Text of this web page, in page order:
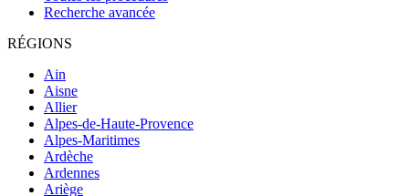
Recherche avancée
RÉGIONS
Ain
Aisne
Allier
Alpes-de-Haute-Provence
Alpes-Maritimes
Ardèche
Ardennes
Ariège